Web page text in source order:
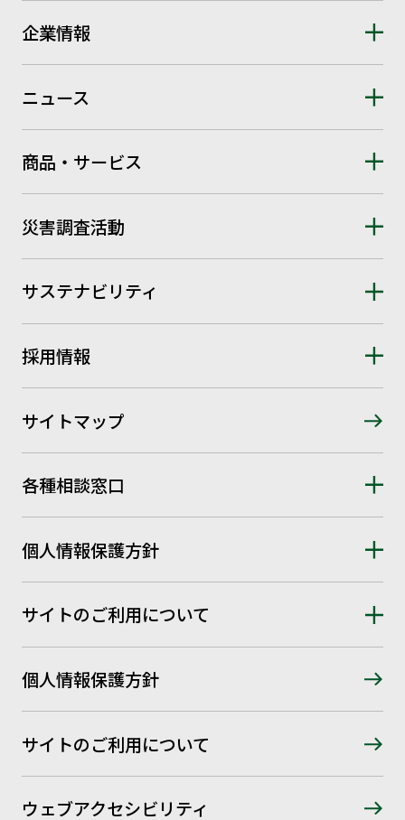
企業情報
ニュース
商品・サービス
災害調査活動
サステナビリティ
採用情報
サイトマップ
各種相談窓口
個人情報保護方針
サイトのご利用について
個人情報保護方針
サイトのご利用について
ウェブアクセシビリティ